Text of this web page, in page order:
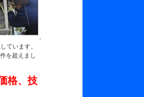
ています。
を超えまし